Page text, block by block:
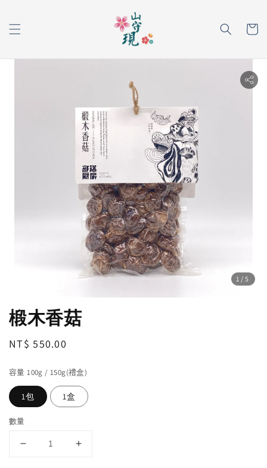
1 /5
椴木香菇
Regular
NT$ 550.00
容量 100g / 150g(禮盒)
1包 1盒
數量